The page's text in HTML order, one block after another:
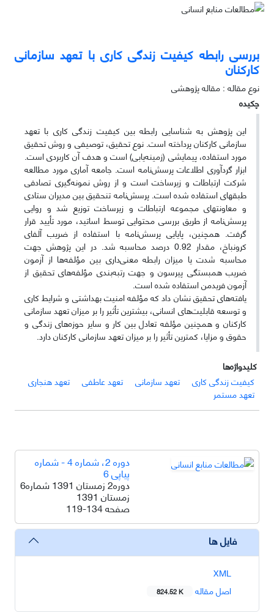
بررسی رابطه کیفیت زندگی کاری با تعهد سازمانی
کارکنان
نوع مقاله : مقاله پژوهشی
چکیده
این پژوهش به شناسایی رابطه بین کیفیت زندگی کاری با تعهد
سازمانی کارکنان پرداخته است. نوع تحقیق، توصیفی و روش تحقیق
مورد استفاده، پیمایشی (زمینه‌یابی) است و هدف آن کاربردی است.
ابزار گردآوری اطلاعات پرسش‌نامه است. جامعه آماری مورد مطالعه
شرکت ارتباطات و زیرساخت است و از روش نمونه‌گیری تصادفی
طبقه­ای استفاده شده است. پرسش‌نامه تنحقیق بین مدیران ستادی
و معاونت­های مجموعه ارتباطات و زیرساخت توزیع شد و روایی
پرسش‌نامه از طریق بررسی محتوایی توسط اساتید، مورد تأیید قرار
گرفت. همچنین، پایایی پرسش‌نامه با استفاده از ضریب آلفای
کرونباخ، مقدار 0.92 درصد محاسبه شد. در این پژوهش جهت
محاسبه شدت یا میزان رابطه معنی‌داری بین مؤلفه‌ها از آزمون
ضریب همبستگی پیرسون و جهت رتبه‌بندی مؤلفه‌های تحقیق از
آزمون فریدمن استفاده شده است.
یافته‌های تحقیق نشان داد که مؤلفه‌ امنیت بهداشتی و شرایط کاری
و توسعه قابلیت‌های انسانی، بیشترین تأثیر را بر میزان تعهد سازمانی
کارکنان و همچنین مؤلفه تعادل بین کار و سایر حوزه‌های زندگی و
حقوق و مزایا، کمترین تأثیر را بر میزان تعهد سازمانی کارکنان دارد.
کلیدواژه‌ها
کیفیت زندگی کاری
تعهد سازمانی تعهد عاطفی
تعهد هنجاری
تعهد مستمر
دوره 2، شماره 4 - شماره
پیاپی 6
دوره2 زمستان 1391 شماره6
زمستان 1391
صفحه119-134
فایل ها
XML
اصل مقاله
824.52 K